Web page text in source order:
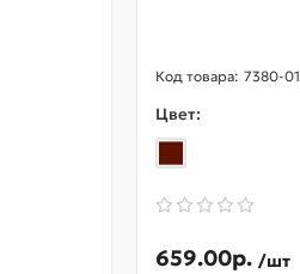
7380-01
Цвет:
659.00р. /шт